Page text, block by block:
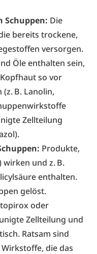
Schuppen: Die
bereits trockene,
versorgen.
Öle enthalten sein,
so vor
B. Lanolin,
Zellteilung
Produkte,
und z. B.
enthalten.
gelöst.
oder
Zellteilung und
Ratsam sind
die das